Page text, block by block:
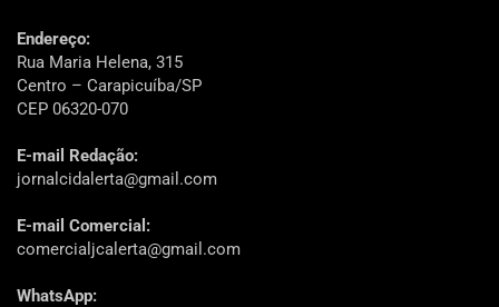
Endereço:
Rua Maria Helena, 315
Centro – Carapicuíba/SP
CEP 06320-070
E-mail Redação:
jornalcidalerta@gmail.com
E-mail Comercial:
comercialjcalerta@gmail.com
WhatsApp: